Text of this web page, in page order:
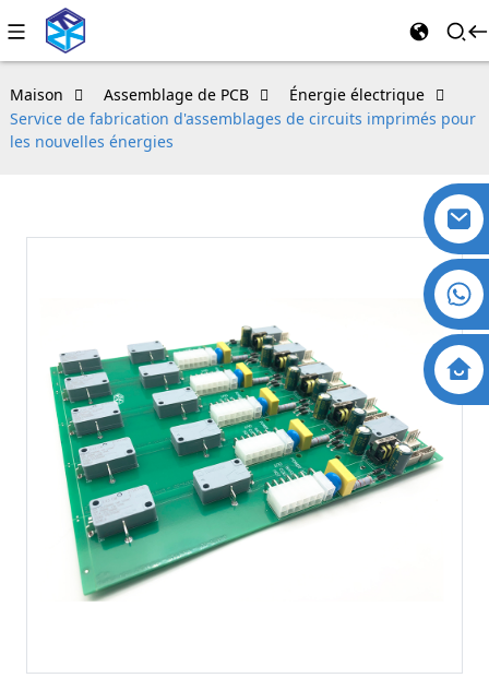
Maison Assemblage de PCB
Énergie électrique
Service de fabrication d'assemblages de circuits imprimés pour
les nouvelles énergies